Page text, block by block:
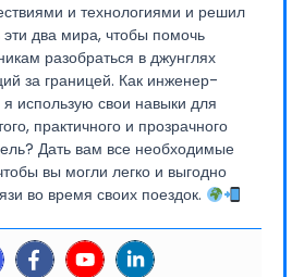
и технологиями и решил
два мира, чтобы помочь
разобраться в джунглях
за границей. Как инженер-
использую свои навыки для
практичного и прозрачного
Дать вам все необходимые
вы могли легко и выгодно
во время своих поездок.